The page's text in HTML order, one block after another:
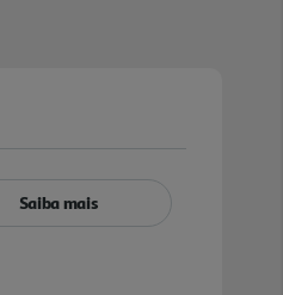
Saiba mais